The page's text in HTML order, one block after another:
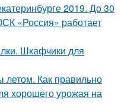
2019. До 30
«Россия» работает
Шкафчики для
летом. Как правильно
хорошего урожая на